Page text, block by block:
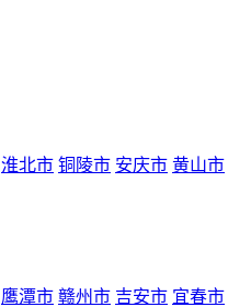
淮北市 铜陵市 安庆市 黄山市
鹰潭市 赣州市 吉安市 宜春市